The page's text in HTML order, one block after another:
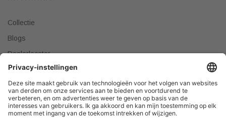
Collectie
Blogs
Dealerlocator
Dealer worden
Meest gestelde vragen
Tips & Tricks